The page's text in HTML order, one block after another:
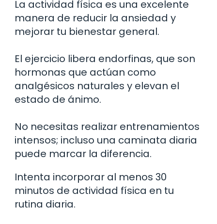
La actividad física es una excelente
manera de reducir la ansiedad y
mejorar tu bienestar general.
El ejercicio libera endorfinas, que son
hormonas que actúan como
analgésicos naturales y elevan el
estado de ánimo.
No necesitas realizar entrenamientos
intensos; incluso una caminata diaria
puede marcar la diferencia.
Intenta incorporar al menos 30
minutos de actividad física en tu
rutina diaria.